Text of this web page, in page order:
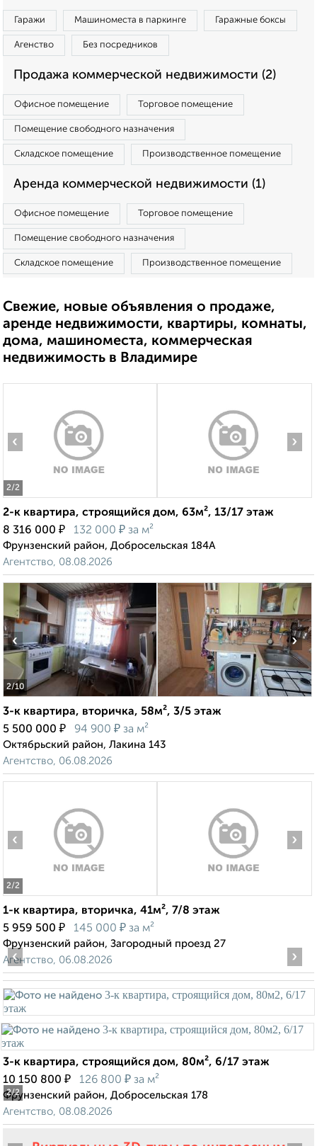
Гаражи Машиноместа в паркинге Гаражные боксы
Агенство Без посредников
Продажа коммерческой недвижимости (2)
Офисное помещение Торговое помещение
Помещение свободного назначения
Складское помещение Производственное помещение
Аренда коммерческой недвижимости (1)
Офисное помещение Торговое помещение
Помещение свободного назначения
Складское помещение Производственное помещение
Свежие, новые объявления о продаже,
аренде недвижимости, квартиры, комнаты,
дома, машиноместа, коммерческая
недвижимость в Владимире
2/2
‹ ›
2-к квартира, строящийся дом, 63м², 13/17 этаж
8 316 000 ₽ 132 000 ₽ за м²
Фрунзенский район, Добросельская 184А
Агентство, 08.08.2026
2/10
‹ ›
3-к квартира, вторичка, 58м², 3/5 этаж
5 500 000 ₽ 94 900 ₽ за м²
Октябрьский район, Лакина 143
Агентство, 06.08.2026
2/2
‹ ›
1-к квартира, вторичка, 41м², 7/8 этаж
5 959 500 ₽ 145 000 ₽ за м²
Фрунзенский район, Загородный проезд 27
Агентство, 06.08.2026
2/2
‹ ›
3-к квартира, строящийся дом, 80м², 6/17 этаж
10 150 800 ₽ 126 800 ₽ за м²
Фрунзенский район, Добросельская 178
Агентство, 08.08.2026